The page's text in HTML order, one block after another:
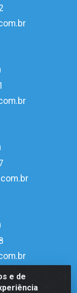
e de
1815 -